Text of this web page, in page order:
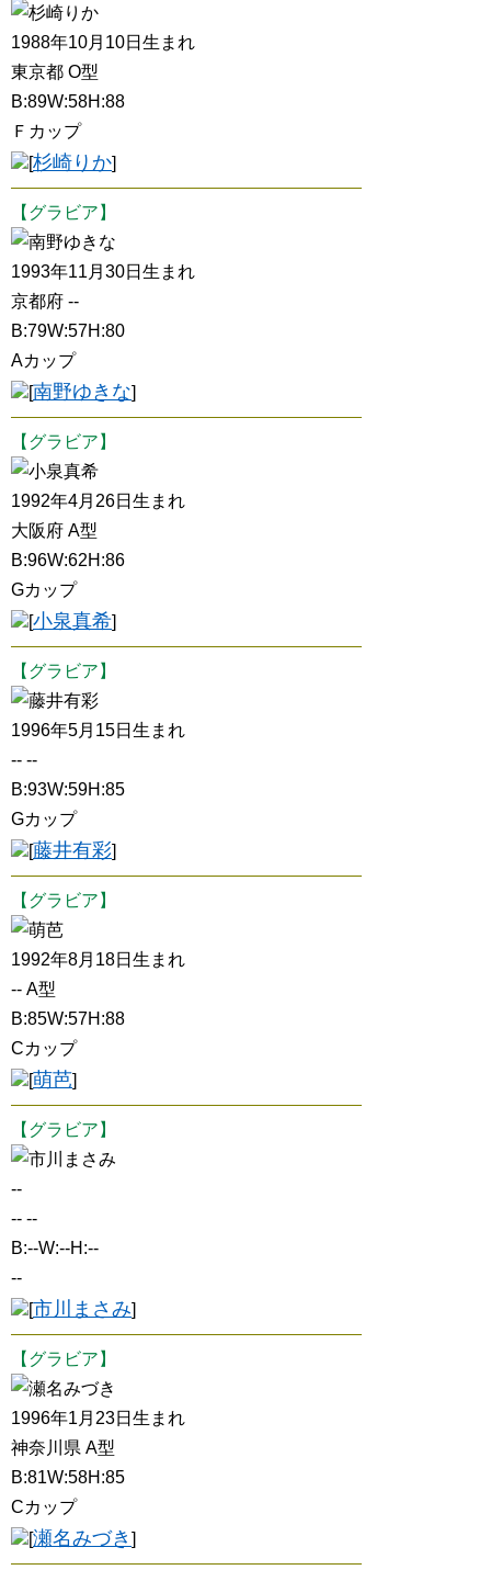
杉崎りか
1988年10月10日生まれ
東京都 O型
B:89W:58H:88
Ｆカップ
[杉崎りか]
【グラビア】
南野ゆきな
1993年11月30日生まれ
京都府 --
B:79W:57H:80
Aカップ
[南野ゆきな]
【グラビア】
小泉真希
1992年4月26日生まれ
大阪府 A型
B:96W:62H:86
Gカップ
[小泉真希]
【グラビア】
藤井有彩
1996年5月15日生まれ
-- --
B:93W:59H:85
Gカップ
[藤井有彩]
【グラビア】
萌芭
1992年8月18日生まれ
-- A型
B:85W:57H:88
Cカップ
[萌芭]
【グラビア】
市川まさみ
--
-- --
B:--W:--H:--
--
[市川まさみ]
【グラビア】
瀬名みづき
1996年1月23日生まれ
神奈川県 A型
B:81W:58H:85
Cカップ
[瀬名みづき ]